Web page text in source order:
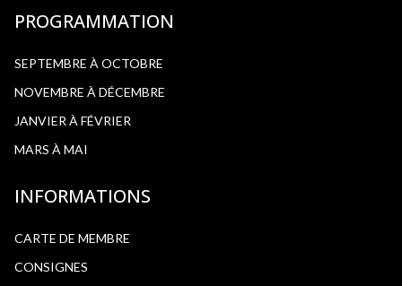
PROGRAMMATION
SEPTEMBRE À OCTOBRE
NOVEMBRE À DÉCEMBRE
JANVIER À FÉVRIER
MARS À MAI
INFORMATIONS
CARTE DE MEMBRE
CONSIGNES